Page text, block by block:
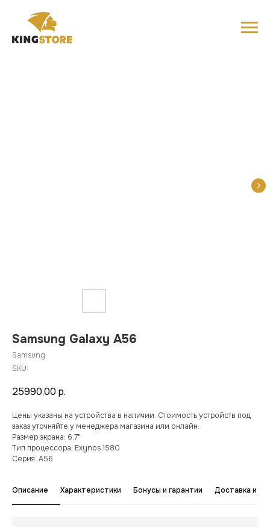
Samsung Galaxy A56
Samsung
SKU:
25990,00 р.
Цены указаны на устройства в наличии. Стоимость устройств под
заказ уточняйте у менеджера магазина или онлайн.
Размер экрана: 6.7"
Тип процессора: Exynos 1580
Серия: A56
Описание Характеристики Бонусы и гарантии Доставка и